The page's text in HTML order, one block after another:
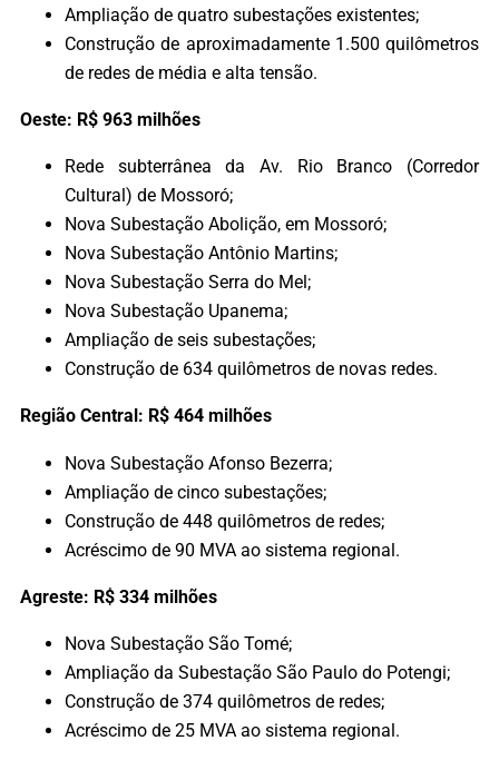
Ampliação de quatro subestações existentes;
Construção de aproximadamente 1.500 quilômetros
de redes de média e alta tensão.
Oeste: R$ 963 milhões
Rede subterrânea da Av. Rio Branco (Corredor
Cultural) de Mossoró;
Nova Subestação Abolição, em Mossoró;
Nova Subestação Antônio Martins;
Nova Subestação Serra do Mel;
Nova Subestação Upanema;
Ampliação de seis subestações;
Construção de 634 quilômetros de novas redes.
Região Central: R$ 464 milhões
Nova Subestação Afonso Bezerra;
Ampliação de cinco subestações;
Construção de 448 quilômetros de redes;
Acréscimo de 90 MVA ao sistema regional.
Agreste: R$ 334 milhões
Nova Subestação São Tomé;
Ampliação da Subestação São Paulo do Potengi;
Construção de 374 quilômetros de redes;
Acréscimo de 25 MVA ao sistema regional.